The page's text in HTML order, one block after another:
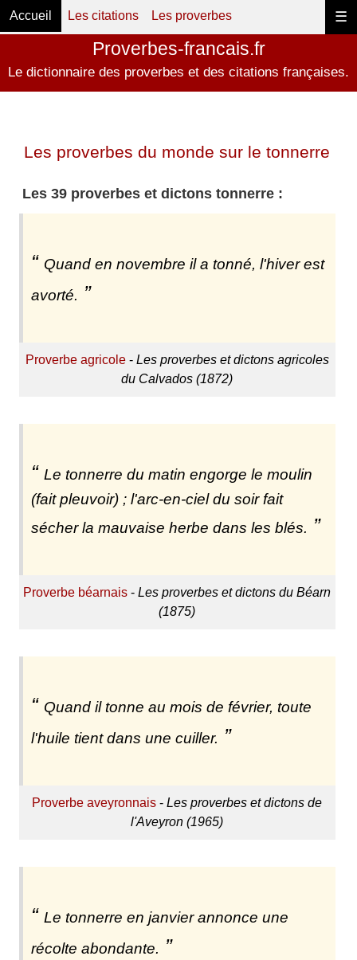
☰
Accueil Les citations Les proverbes
Proverbes-francais.fr
Le dictionnaire des proverbes et des citations françaises.
Les proverbes du monde sur le tonnerre
Les 39 proverbes et dictons tonnerre :
Quand en novembre il a tonné, l'hiver est
avorté.
Proverbe agricole- Les proverbes et dictons agricoles
du Calvados (1872)
Le tonnerre du matin engorge le moulin
(fait pleuvoir) ; l'arc-en-ciel du soir fait
sécher la mauvaise herbe dans les blés.
Proverbe béarnais -Les proverbes et dictons du Béarn
(1875)
Quand il tonne au mois de février, toute
l'huile tient dans une cuiller.
Proverbe aveyronnais -Les proverbes et dictons de
l'Aveyron (1965)
Le tonnerre en janvier annonce une
récolte abondante.